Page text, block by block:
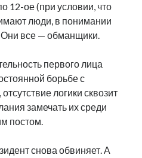
12-ое (при условии, что
люди, в понимании
Они все — обманщики.
первого лица
борьбе с
логики сквозит
замечать их среди
постом.
снова обвиняет. А